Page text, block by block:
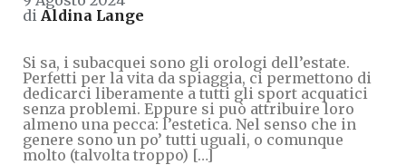
di Aldina Lange
Si sa, i subacquei sono gli orologi dell’estate.
Perfetti per la vita da spiaggia, ci permettono di
dedicarci liberamente a tutti gli sport acquatici
senza problemi. Eppure si può attribuire loro
almeno una pecca: l’estetica. Nel senso che in
genere sono un po’ tutti uguali, o comunque
molto (talvolta troppo) […]